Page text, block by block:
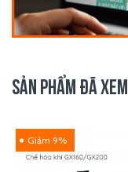
SẢN PHẨM ĐÃ XEM
Giảm 9%